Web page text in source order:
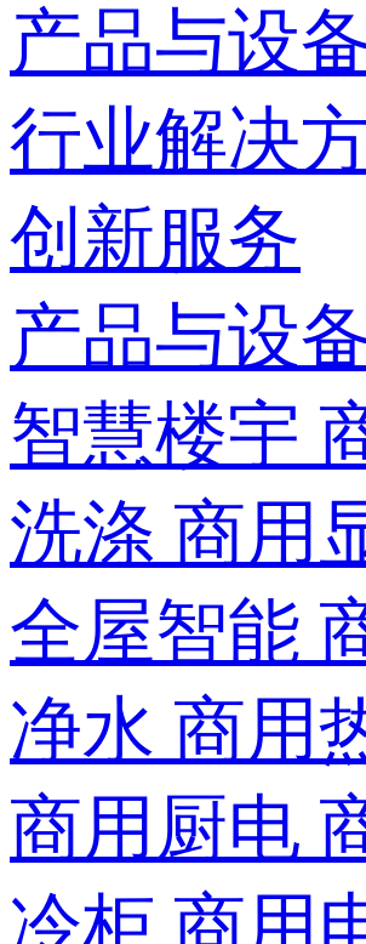
产品与设
行业解决
创新服务
产品与设
智慧楼宇
洗涤 商用
全屋智能
净水 商用
商用厨电
冷柜 商用